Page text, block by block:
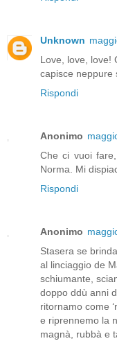
Unknown
Love, love, love!
capisce neppure
Rispondi
Anonimo
Che ci vuoi
Norma. Mi
Rispondi
Anonimo
Stasera se brinda
al linciaggio de
schiumante,
doppo ddù anni
ritornamo come
e riprennemo la
magnà, rubbà e